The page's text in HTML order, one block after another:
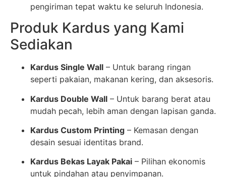
pengiriman tepat waktu ke seluruh Indonesia.
Produk Kardus yang Kami
Sediakan
Kardus Single Wall – Untuk barang ringan
seperti pakaian, makanan kering, dan aksesoris.
Kardus Double Wall – Untuk barang berat atau
mudah pecah, lebih aman dengan lapisan ganda.
Kardus Custom Printing – Kemasan dengan
desain sesuai identitas brand.
Kardus Bekas Layak Pakai – Pilihan ekonomis
untuk pindahan atau penyimpanan.